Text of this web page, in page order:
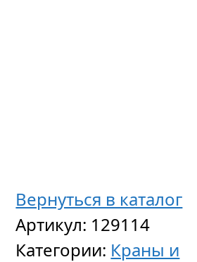
Вернуться в каталог
Артикул: 129114
Категории: Краны и